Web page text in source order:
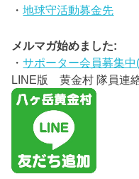
・地球守活動募金先
メルマガ始めました:
・サポーター会員募集中
LINE版 黄金村 隊員連